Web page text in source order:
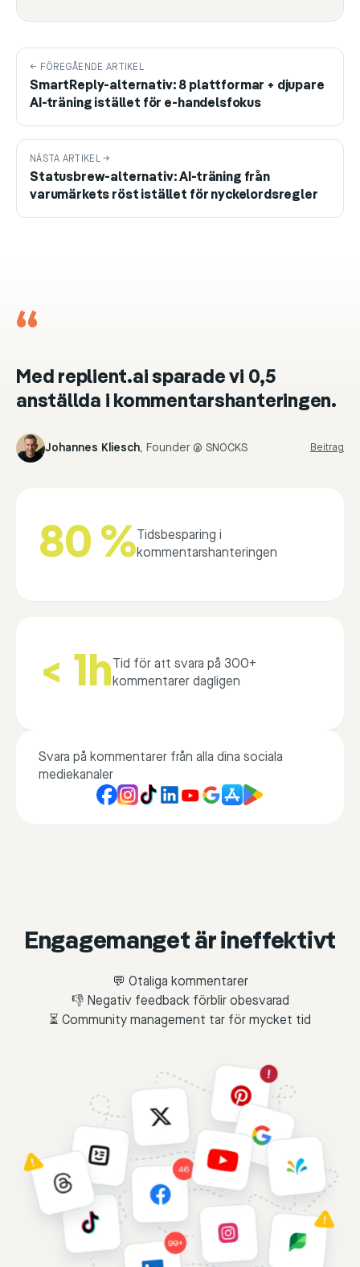
← FÖREGÅENDE ARTIKEL
SmartReply-alternativ: 8 plattformar + djupare
AI-träning istället för e-handelsfokus
NÄSTA ARTIKEL →
Statusbrew-alternativ: AI-träning från
varumärkets röst istället för nyckelordsregler
“
Med replient.ai sparade vi 0,5
anställda i kommentarshanteringen.
Johannes Kliesch, Founder @ SNOCKS Beitrag
80 %Tidsbesparing i
kommentarshanteringen
< 1hTid för att svara på 300+
kommentarer dagligen
Svara på kommentarer från alla dina sociala
mediekanaler
Engagemanget är ineffektivt
💬 Otaliga kommentarer
👎 Negativ feedback förblir obesvarad
⏳ Community management tar för mycket tid